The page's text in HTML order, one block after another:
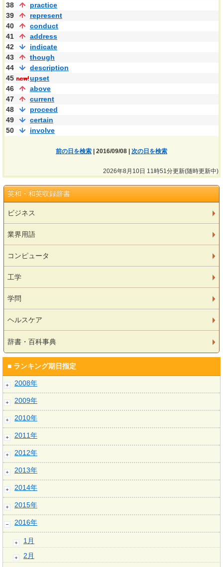
38
practice
39
represent
40
conduct
41
address
42
indicate
43
though
44
description
45
upset
46
above
47
current
48
proceed
49
certain
50
involve
前の日を検索 | 2016/09/08 | 次の日を検索
2026年8月10日 11時51分更新(随時更新中)
英和・和英収録辞書
ビジネス
業界用語
コンピュータ
工学
学問
ヘルスケア
辞書・百科事典
■ ランキング期日指定
2008年
2009年
2010年
2011年
2012年
2013年
2014年
2015年
2016年
1月
2月